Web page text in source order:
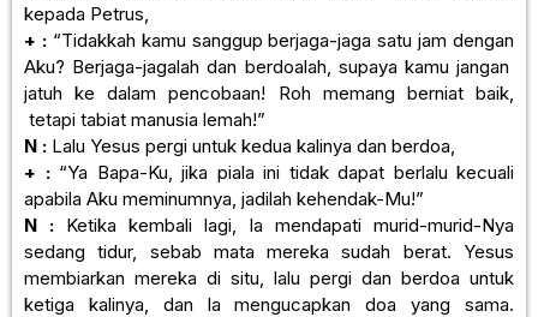
kepada Petrus,
+ : “Tidakkah kamu sanggup berjaga-jaga satu jam dengan
Aku? Berjaga-jagalah dan berdoalah, supaya kamu jangan
jatuh ke dalam pencobaan! Roh memang berniat baik,
tetapi tabiat manusia lemah!”
N : Lalu Yesus pergi untuk kedua kalinya dan berdoa,
+ :“Ya Bapa-Ku, jika piala ini tidak dapat berlalu kecuali
apabila Aku meminumnya, jadilah kehendak-Mu!”
N : Ketika kembali lagi, Ia mendapati murid-murid-Nya
sedang tidur, sebab mata mereka sudah berat. Yesus
membiarkan mereka di situ, lalu pergi dan berdoa untuk
ketiga kalinya, dan la mengucapkan doa yang sama.